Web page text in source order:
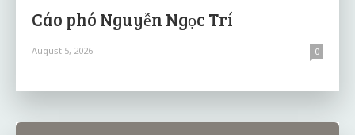
Cáo phó Nguyễn Ngọc Trí
August 5, 2026 0